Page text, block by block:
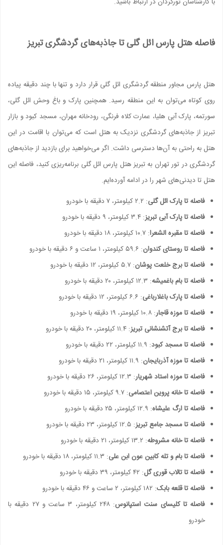
فاصله هتل پارس ائل گلی تا جاذبه‌های گردشگری تبریز
هتل پارس مجاور منطقه گردشگری ائل گلی قرار دارد و تنها با چند دقیقه پیاده
روی کوتاه می‌توان به این منطقه رسید. همچنین پارک و باغ وحش ائل گلی،
سورتمه، پارک آبی هلیا، عمارت کلاه فرنگی، رودخانه مهران، مسجد کبود و بازار
تبریز از جاذبه‌های گردشگری نزدیک به هتل است که می‌توان با اقامت در این
هتل به راحتی به آن‌ها دسترسی داشت. اگر می‌خواهید برای بازدید از جاذبه‌های
گردشگری در تور تهران به تبریز هتل پارس ائل گلی برنامه‌ریزی کنید، فاصله این
هتل تا دیدنی‌های شهر را در ادامه آورده‌ایم.
فاصله تا پارک ائل گلی: ۲.۲ کیلومتر، ۷ دقیقه با خودرو
فاصله تا پارک آبی تبریز: ۳.۴ کیلومتر، ۹ دقیقه با خودرو
فاصله تا مقبره الشعرا: ۱۰.۷ کیلومتر، ۱۸ دقیقه با خودرو
فاصله تا روستای کندوان: ۵۹.۶ کیلومتر، ۱ ساعت و ۶ دقیقه با خودرو
فاصله تا برج خلعت پوشان: ۵.۷ کیلومتر، ۱۲ دقیقه با خودرو
فاصله تا بام باغمیشه: ۱۲.۳ کیلومتر، ۲۰ دقیقه با خودرو
فاصله تا پارک باغلارباغی: ۶.۶ کیلومتر، ۱۲ دقیقه با خودرو
فاصله تا موزه قاجار: ۱۰.۸ کیلومتر، ۱۹ دقیقه با خودرو
فاصله تا برج آتشنشانی تبریز: ۱۱.۴ کیلومتر، ۲۰ دقیقه با خودرو
فاصله تا مسجد کبود: ۱۱.۹ کیلومتر، ۲۲ دقیقه با خودرو
فاصله تا موزه آذربایجان: ۱۱.۹ کیلومتر، ۲۱ دقیقه با خودرو
فاصله تا موزه استاد شهریار: ۱۲.۳ کیلومتر، ۲۶ دقیقه با خودرو
فاصله تا خانه پروین اعتصامی: ۹.۷ کیلومتر، ۱۵ دقیقه با خودرو
فاصله تا ارگ علیشاه: ۱۲.۹ کیلومتر، ۲۵ دقیقه با خودرو
فاصله تا مسجد جامع تبریز: ۱۲.۵ کیلومتر، ۲۳ دقیقه با خودرو
فاصله تا خانه مشروطه: ۱۳.۲ کیلومتر، ۲۱ دقیقه با خودرو
فاصله تا بام و تله کابین عون ابن علی: ۱۱.۳ کیلومتر، ۱۸ دقیقه با خودرو
فاصله تا تالاب قوری گل: ۴۲ کیلومتر، ۳۹ دقیقه با خودرو
فاصله تا قلعه بابک: ۱۸۲ کیلومتر، ۲ ساعت و ۴۶ دقیقه با خودرو
فاصله تا کلیسای سنت استپانوس
: ۲۴۸ کیلومتر، ۳ ساعت و ۲۷ دقیقه با
خودرو